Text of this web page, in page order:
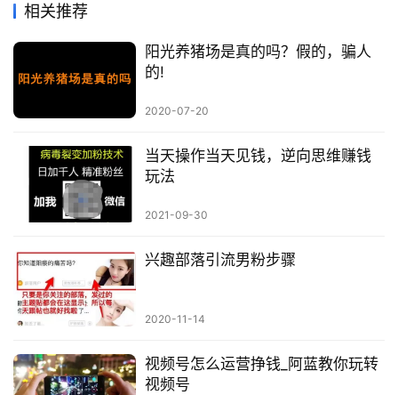
相关推荐
阳光养猪场是真的吗？假的，骗人
的!
2020-07-20
当天操作当天见钱，逆向思维赚钱
玩法
2021-09-30
兴趣部落引流男粉步骤
2020-11-14
视频号怎么运营挣钱_阿蓝教你玩转
视频号